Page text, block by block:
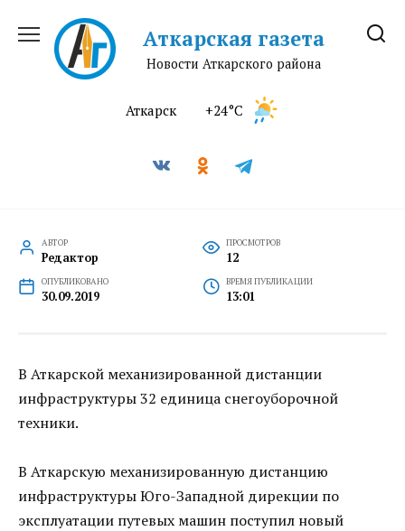
содержанию
Аткарская газета
Новости Аткарского района
Аткарск +24°C
АВТОР
Редактор
ПРОСМОТРОВ
12
ОПУБЛИКОВАНО
30.09.2019
ВРЕМЯ ПУБЛИКАЦИИ
13:01
В Аткарской механизированной дистанции
инфраструктуры 32 единица снегоуборочной
техники.
В Аткарскую механизированную дистанцию
инфраструктуры Юго-Западной дирекции по
эксплуатации путевых машин поступил новый